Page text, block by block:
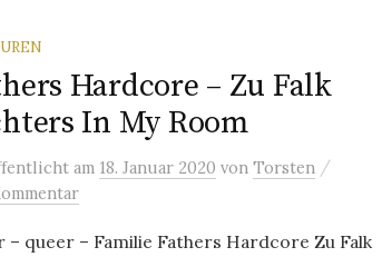
Hardcore – Zu Falk
In My Room
am 18. Januar 2020 von Torsten /
– queer – Familie Fathers Hardcore Zu Falk